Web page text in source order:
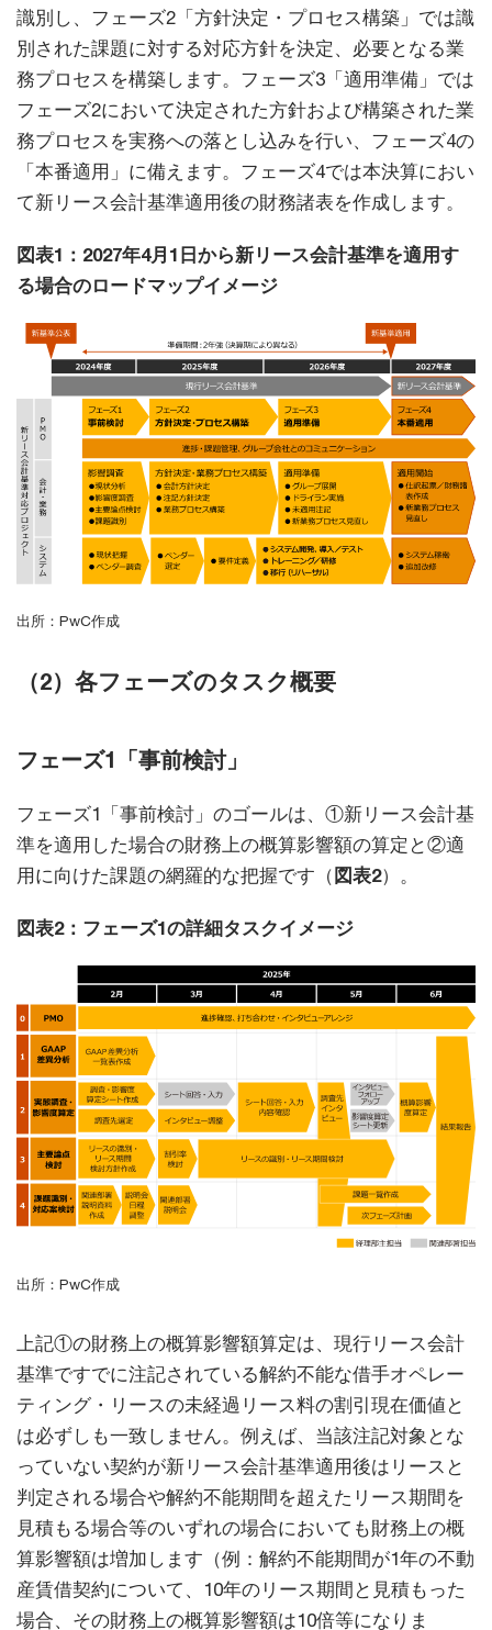
識別し、フェーズ2「方針決定・プロセス構築」では識
別された課題に対する対応方針を決定、必要となる業
務プロセスを構築します。フェーズ3「適用準備」では
フェーズ2において決定された方針および構築された業
務プロセスを実務への落とし込みを行い、フェーズ4の
「本番適用」に備えます。フェーズ4では本決算におい
て新リース会計基準適用後の財務諸表を作成します。
図表1：2027年4月1日から新リース会計基準を適用す
る場合のロードマップイメージ
出所：PwC作成
（2）各フェーズのタスク概要
フェーズ1「事前検討」
フェーズ1「事前検討」のゴールは、①新リース会計基
準を適用した場合の財務上の概算影響額の算定と②適
用に向けた課題の網羅的な把握です（ 図表2）。
図表2：フェーズ1の詳細タスクイメージ
出所：PwC作成
上記①の財務上の概算影響額算定は、現行リース会計
基準ですでに注記されている解約不能な借手オペレー
ティング・リースの未経過リース料の割引現在価値と
は必ずしも一致しません。例えば、当該注記対象とな
っていない契約が新リース会計基準適用後はリースと
判定される場合や解約不能期間を超えたリース期間を
見積もる場合等のいずれの場合においても財務上の概
算影響額は増加します（例：解約不能期間が1年の不動
産賃借契約について、10年のリース期間と見積もった
場合、その財務上の概算影響額は10倍等になりま